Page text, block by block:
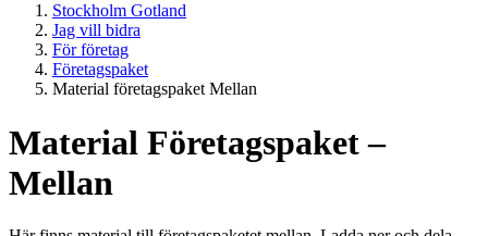
Stockholm Gotland
Jag vill bidra
För företag
Företagspaket
Material företagspaket Mellan
Material Företagspaket –
Mellan